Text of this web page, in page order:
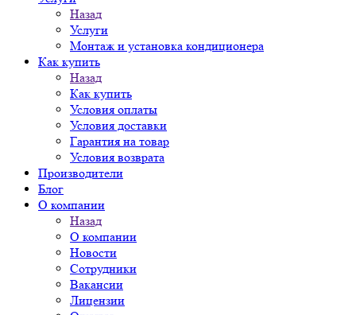
Назад
Услуги
Монтаж и установка кондиционера
Как купить
Назад
Как купить
Условия оплаты
Условия доставки
Гарантия на товар
Условия возврата
Производители
Блог
О компании
Назад
О компании
Новости
Сотрудники
Вакансии
Лицензии